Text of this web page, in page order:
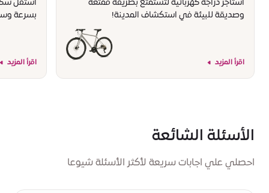
استأجر دراجة كهربائية لتستمتع بطريقة ممتعة
وصديقة للبيئة في استكشاف المدينة!
اقرأ المزيد
استقل
بسرعة
اقرأ المزيد
الأسئلة الشائعة
احصلي علي اجابات سريعة لأكثر الأسئلة شيوعا